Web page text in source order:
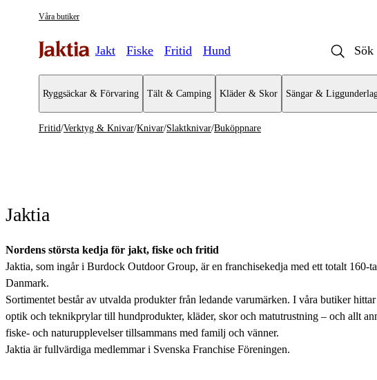
Våra butiker
Jakt Fiske Fritid Hund
Ryggsäckar & Förvaring Tält & Camping Kläder & Skor Sängar &
Verktyg & Knivar
Tillbehör
Sågar
Yxor Fällknivar
Fritid/Verktyg & Knivar/Knivar/Slaktknivar/Buköppnare
Jaktia
Nordens största kedja för jakt, fiske och fritid
Jaktia, som ingår i Burdock Outdoor Group, är en franchisekedja med ett totalt 160-
Danmark.
Sortimentet består av utvalda produkter från ledande varumärken. I våra butiker
optik och teknikprylar till hundprodukter, kläder, skor och matutrustning – och allt
fiske- och naturupplevelser tillsammans med familj och vänner.
Jaktia är fullvärdiga medlemmar i Svenska Franchise Föreningen.